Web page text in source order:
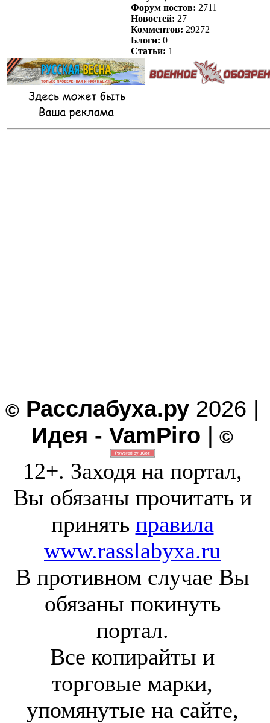
Форум постов: 2711
Новостей: 27
Комментов: 29272
Блоги: 0
Статьи: 1
© Расслабуха.ру 2026 |
Идея - VamPiro | ©
12+. Заходя на портал,
Вы обязаны прочитать и
принять правила
www.rasslabyxa.ru
В противном случае Вы
обязаны покинуть
портал.
Все копирайты и
торговые марки,
упомянутые на сайте,